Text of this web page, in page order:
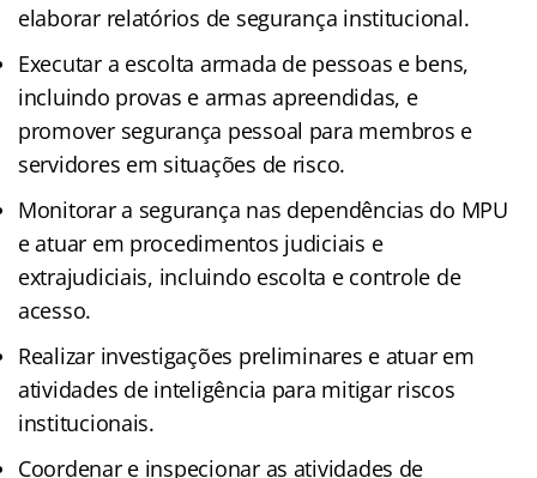
elaborar relatórios de segurança institucional.
Executar a escolta armada de pessoas e bens,
incluindo provas e armas apreendidas, e
promover segurança pessoal para membros e
servidores em situações de risco.
Monitorar a segurança nas dependências do MPU
e atuar em procedimentos judiciais e
extrajudiciais, incluindo escolta e controle de
acesso.
Realizar investigações preliminares e atuar em
atividades de inteligência para mitigar riscos
institucionais.
Coordenar e inspecionar as atividades de